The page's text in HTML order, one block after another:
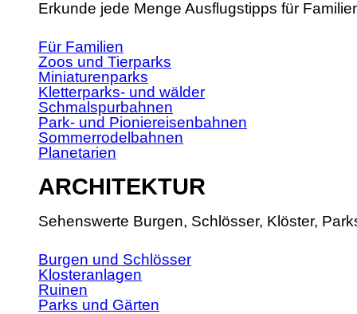
Erkunde jede Menge Ausflugstipps für
Für Familien
Zoos und Tierparks
Miniaturenparks
Kletterparks- und wälder
Schmalspurbahnen
Park- und Pioniereisenbahnen
Sommerrodelbahnen
Planetarien
ARCHITEKTUR
Sehenswerte Burgen, Schlösser, Klöster,
Burgen und Schlösser
Klosteranlagen
Ruinen
Parks und Gärten